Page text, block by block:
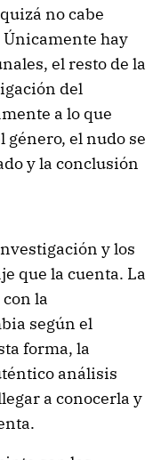
no cabe
hay
el resto de la
del
a lo que
género, el nudo se
y la conclusión
y los
que la cuenta. La
la
según el
forma, la
análisis
a conocerla y